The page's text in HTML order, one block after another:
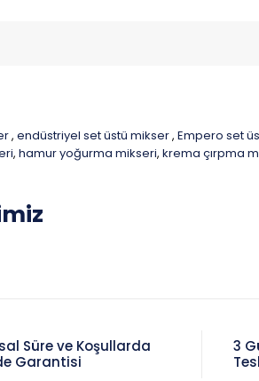
, endüstriyel set üstü mikser, Empero set
, hamur yoğurma mikseri, krema çırpma
Süre ve Koşullarda
Garantisi
3